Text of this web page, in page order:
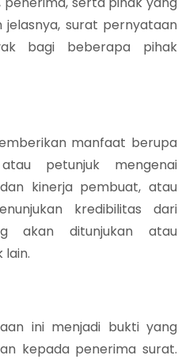
jelasnya, surat pernyataan
bagi beberapa pihak
manfaat berupa
petunjuk mengenai
kinerja pembuat, atau
kredibilitas dari
akan ditunjukan atau
lain.
ini menjadi bukti yang
kepada penerima surat.